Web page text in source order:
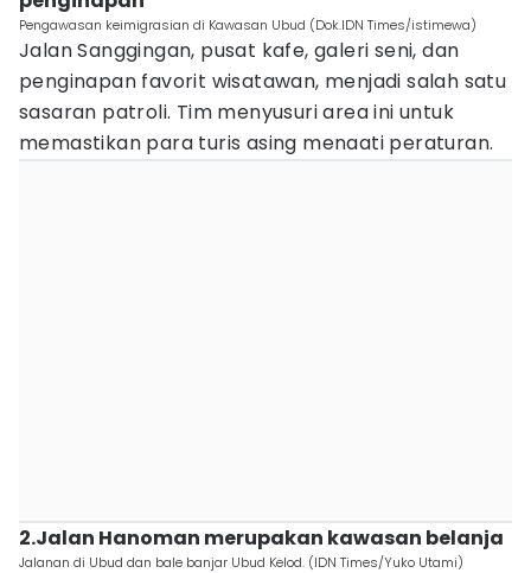
Pengawasan keimigrasian di Kawasan Ubud (Dok.IDN Times/istimewa)
Jalan Sanggingan, pusat kafe, galeri seni, dan
penginapan favorit wisatawan, menjadi salah satu
sasaran patroli. Tim menyusuri area ini untuk
memastikan para turis asing menaati peraturan.
2.Jalan Hanoman merupakan kawasan belanja
Jalanan di Ubud dan bale banjar Ubud Kelod. (IDN Times/Yuko Utami)